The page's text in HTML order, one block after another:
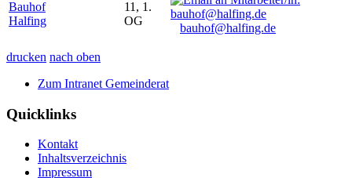
Bauhof
Halfing
11, 1.
OG
bauhof@halfing.de
drucken nach oben
Zum Intranet Gemeinderat
Quicklinks
Kontakt
Inhaltsverzeichnis
Impressum